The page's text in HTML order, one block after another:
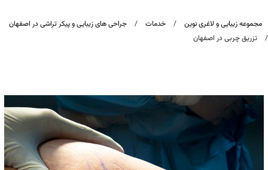
مجموعه زیبایی و لاغری نوین / خدمات /
جراحی های زیبایی و پیکر تراشی در اصفهان
/
تزریق چربی در اصفهان